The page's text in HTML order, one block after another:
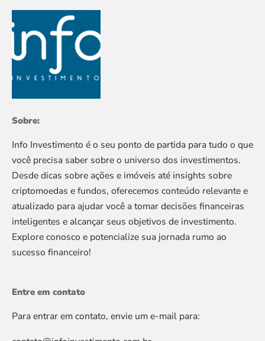
Sobre:
Info Investimento é o seu ponto de partida para tudo o que
você precisa saber sobre o universo dos investimentos.
Desde dicas sobre ações e imóveis até insights sobre
criptomoedas e fundos, oferecemos conteúdo relevante e
atualizado para ajudar você a tomar decisões financeiras
inteligentes e alcançar seus objetivos de investimento.
Explore conosco e potencialize sua jornada rumo ao
sucesso financeiro!
Entre em contato
Para entrar em contato, envie um e-mail para: